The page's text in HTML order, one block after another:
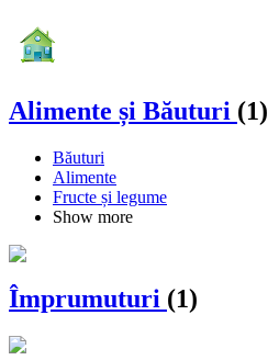
Alimente și Băuturi (1)
Băuturi
Alimente
Fructe și legume
Show more
Împrumuturi (1)